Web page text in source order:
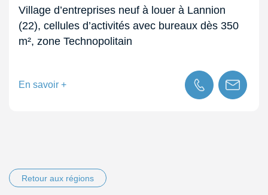
Village d’entreprises neuf à louer à Lannion
(22), cellules d’activités avec bureaux dès 350
m², zone Technopolitain
En savoir +
Retour aux régions